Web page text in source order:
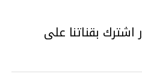
اشترك بقناتنا على